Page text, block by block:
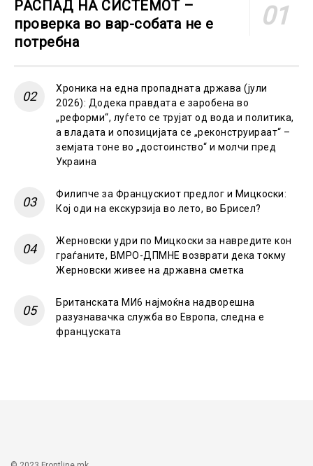
РАСПАД НА СИСТЕМОТ –
проверка во вар-собата не е
потребна
Хроника на една пропадната држава (јули
2026): Додека правдата е заробена во
„реформи“, луѓето се трујат од вода и политика,
а владата и опозицијата се „реконструираат“ –
земјата тоне во „достоинство“ и молчи пред
Украина
Филипче за Францускиот предлог и Мицкоски:
Кој оди на екскурзија во лето, во Брисел?
Жерновски удри по Мицкоски за навредите кон
граѓаните, ВМРО-ДПМНЕ возврати дека токму
Жерновски живее на државна сметка
Британската МИ6 најмоќна надворешна
разузнавачка служба во Европа, следна е
француската